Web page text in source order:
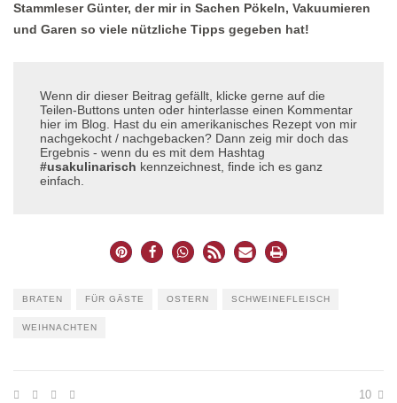
Stammleser Günter, der mir in Sachen Pökeln, Vakuumieren
und Garen so viele nützliche Tipps gegeben hat!
Wenn dir dieser Beitrag gefällt, klicke gerne auf die
Teilen-Buttons unten oder hinterlasse einen Kommentar
hier im Blog. Hast du ein amerikanisches Rezept von mir
nachgekocht / nachgebacken? Dann zeig mir doch das
Ergebnis - wenn du es mit dem Hashtag
#usakulinarisch kennzeichnest, finde ich es ganz
einfach.
BRATEN FÜR GÄSTE OSTERN SCHWEINEFLEISCH
WEIHNACHTEN
10